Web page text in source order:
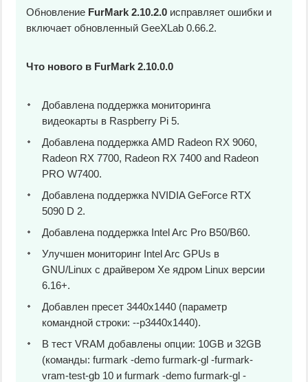
Обновление FurMark 2.10.2.0 исправляет ошибки и
включает обновленный GeeXLab 0.66.2.
Что нового в FurMark 2.10.0.0
Добавлена поддержка мониторинга
видеокарты в Raspberry Pi 5.
Добавлена поддержка AMD Radeon RX 9060,
Radeon RX 7700, Radeon RX 7400 and Radeon
PRO W7400.
Добавлена поддержка NVIDIA GeForce RTX
5090 D 2.
Добавлена поддержка Intel Arc Pro B50/B60.
Улучшен мониторинг Intel Arc GPUs в
GNU/Linux с драйвером Xe ядром Linux версии
6.16+.
Добавлен пресет 3440x1440 (параметр
командной строки: --p3440x1440).
В тест VRAM добавлены опции: 10GB и 32GB
(команды: furmark -demo furmark-gl -furmark-
vram-test-gb 10 и furmark -demo furmark-gl -